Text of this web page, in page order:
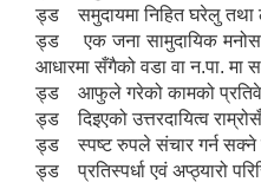
ड्ड समुदायमा निहित घरेलु तथा
ड्ड एक जना सामुदायिक
आधारमा सँगैको वडा वा न.पा. मा
ड्ड आफुले गरेको कामको
ड्ड दिइएको उत्तरदायित्व
ड्ड स्पष्ट रुपले संचार गर्न सक्ने र
ड्ड प्रतिस्पर्धा एवं अप्ठ्यारो